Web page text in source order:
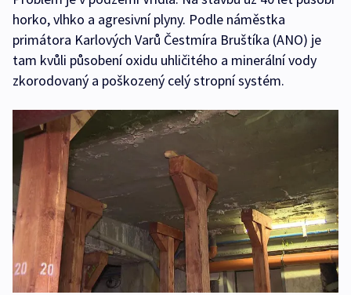
horko, vlhko a agresivní plyny. Podle náměstka
primátora Karlových Varů Čestmíra Bruštíka (ANO) je
tam kvůli působení oxidu uhličitého a minerální vody
zkorodovaný a poškozený celý stropní systém.